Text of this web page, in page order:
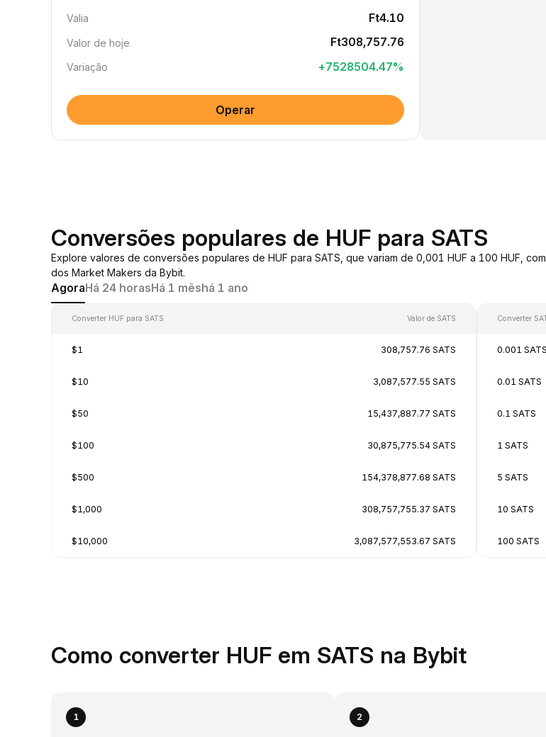
Valia Ft4.10
Valor de hoje Ft308,757.76
Variação +7528504.47%
Operar
Conversões populares de HUF para SATS
Explore valores de conversões populares de HUF para SATS, que variam de 0,001 HUF a 100 HUF,
dos Market Makers da Bybit.
AgoraHá 24 horasHá 1 mêshá 1 ano
Converter HUF para SATS Valor de SATS
$1 308,757.76 SATS
$10 3,087,577.55 SATS
$50 15,437,887.77 SATS
$100 30,875,775.54 SATS
$500 154,378,877.68 SATS
$1,000 308,757,755.37 SATS
$10,000 3,087,577,553.67 SATS
Converter
0.001 SATS
0.01 SATS
0.1 SATS
1 SATS
5 SATS
10 SATS
100 SATS
Como converter HUF em SATS na Bybit
1 2